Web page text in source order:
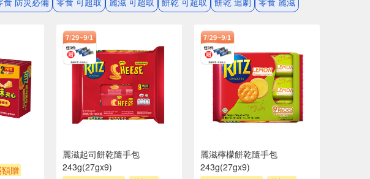
贈
麗滋起司餅乾隨手包
243g(27gx9)
麗滋檸檬餅乾隨手包
243g(27gx9)